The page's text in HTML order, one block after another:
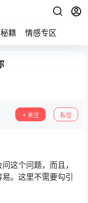
籍 情感专区
关注 私信
这个问题，而且，
。这里不需要勾引